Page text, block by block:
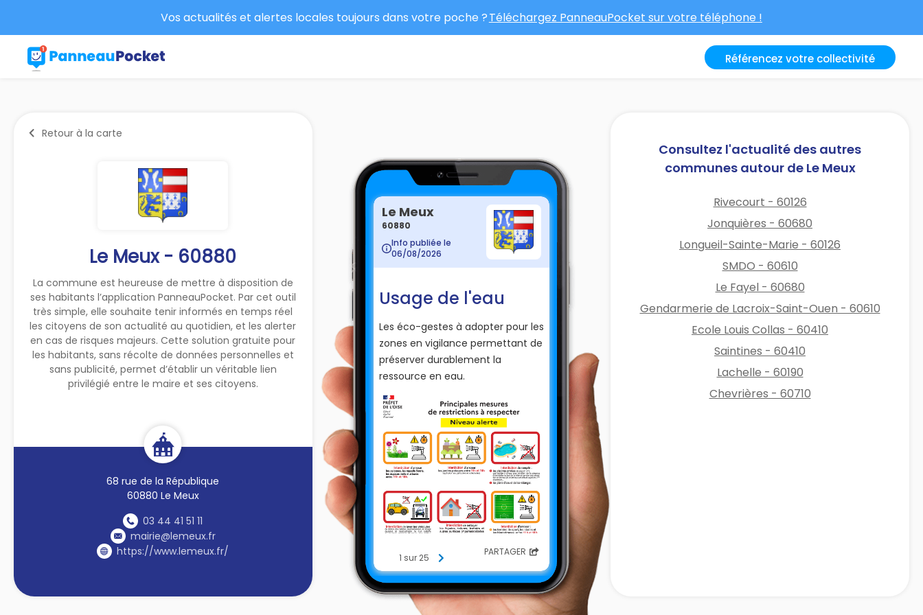
Vos actualités et alertes locales toujours dans votre poche ?Téléchargez PanneauPocket sur votre téléphone !
Référencez votre collectivité
Retour à la carte
Le Meux - 60880
La commune est heureuse de mettre à disposition de
ses habitants l’application PanneauPocket. Par cet outil
très simple, elle souhaite tenir informés en temps réel
les citoyens de son actualité au quotidien, et les alerter
en cas de risques majeurs. Cette solution gratuite pour
les habitants, sans récolte de données personnelles et
sans publicité, permet d’établir un véritable lien
privilégié entre le maire et ses citoyens.
68 rue de la République
60880 Le Meux
03 44 41 51 11
mairie@lemeux.fr
https://www.lemeux.fr/
Le Meux
60880
Info publiée le
06/08/2026
Usage de l'eau
Les éco-gestes à adopter pour les
zones en vigilance permettant de
préserver durablement la
ressource en eau.
1 sur 25 PARTAGER
Consultez l'actualité des autres
communes autour de Le Meux
Rivecourt - 60126
Jonquières - 60680
Longueil-Sainte-Marie - 60126
SMDO - 60610
Le Fayel - 60680
Gendarmerie de Lacroix-Saint-Ouen - 60610
Ecole Louis Collas - 60410
Saintines - 60410
Lachelle - 60190
Chevrières - 60710